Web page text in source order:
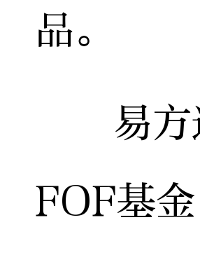
品。
易方达
FOF基